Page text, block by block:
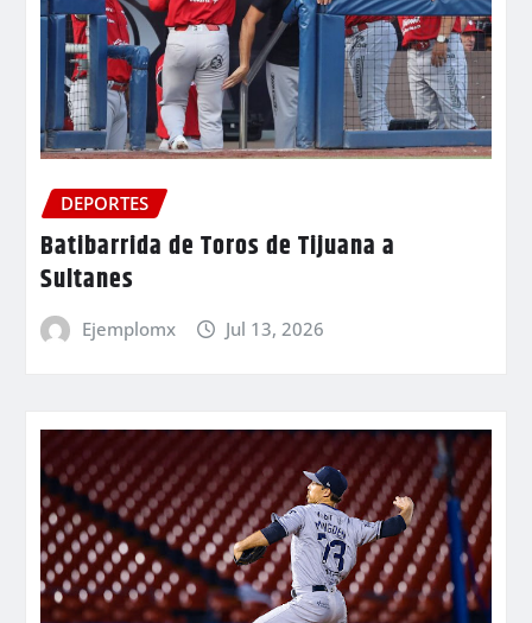
DEPORTES
Batibarrida de Toros de Tijuana a
Sultanes
Ejemplomx Jul 13, 2026